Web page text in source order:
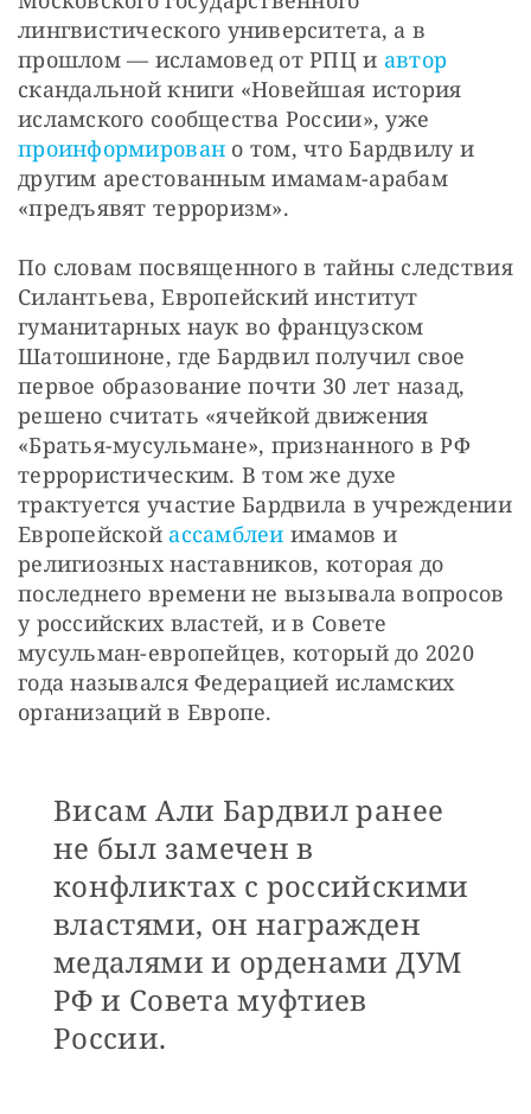
лингвистического университета, а в
прошлом — исламовед от РПЦ и
скандальной книги «Новейшая история
проинформирован о том, что Бардвилу и
другим арестованным имамам-арабам
«предъявят терроризм».
По словам посвященного в тайны следствия
Силантьева, Европейский институт
гуманитарных наук во французском
Шатошиноне, где Бардвил получил свое
первое образование почти 30 лет назад,
решено считать «ячейкой движения
«Братья-мусульмане», признанного в РФ
террористическим. В том же духе
трактуется участие Бардвила в учреждении
Европейской ассамблеи имамов и
религиозных наставников, которая до
последнего времени не вызывала вопросов
у российских властей, и в Совете
мусульман-европейцев, который до 2020
года назывался Федерацией исламских
организаций в Европе.
Висам Али Бардвил ранее
не был замечен в
конфликтах с российскими
властями, он награжден
медалями и орденами ДУМ
РФ и Совета муфтиев
России.